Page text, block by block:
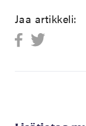
Jaa artikkeli: